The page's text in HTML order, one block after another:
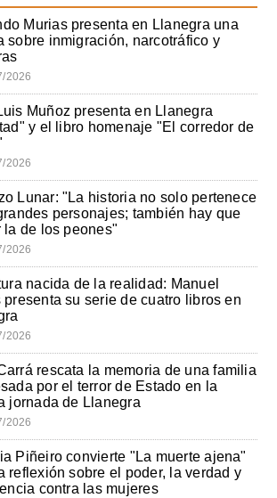
Murias presenta en Llanegra una
sobre inmigración, narcotráfico y
2026
Muñoz presenta en Llanegra
y el libro homenaje "El corredor de
2026
Lunar: "La historia no solo pertenece
personajes; también hay que
la de los peones"
2026
nacida de la realidad: Manuel
presenta su serie de cuatro libros en
2026
rescata la memoria de una familia
por el terror de Estado en la
jornada de Llanegra
2026
Piñeiro convierte "La muerte ajena"
reflexión sobre el poder, la verdad y
contra las mujeres